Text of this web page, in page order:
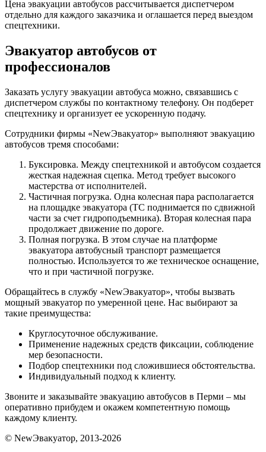
Цена эвакуации автобусов рассчитывается диспетчером
отдельно для каждого заказчика и оглашается перед выездом
спецтехники.
Эвакуатор автобусов от
профессионалов
Заказать услугу эвакуации автобуса можно, связавшись с
диспетчером службы по контактному телефону. Он подберет
спецтехнику и организует ее ускоренную подачу.
Сотрудники фирмы «NewЭвакуатор» выполняют эвакуацию
автобусов тремя способами:
Буксировка. Между спецтехникой и автобусом создается
жесткая надежная сцепка. Метод требует высокого
мастерства от исполнителей.
Частичная погрузка. Одна колесная пара располагается
на площадке эвакуатора (ТС поднимается по сдвижной
части за счет гидроподъемника). Вторая колесная пара
продолжает движение по дороге.
Полная погрузка. В этом случае на платформе
эвакуатора автобусный транспорт размещается
полностью. Используется то же техническое оснащение,
что и при частичной погрузке.
Обращайтесь в службу «NewЭвакуатор», чтобы вызвать
мощный эвакуатор по умеренной цене. Нас выбирают за
такие преимущества:
Круглосуточное обслуживание.
Применение надежных средств фиксации, соблюдение
мер безопасности.
Подбор спецтехники под сложившиеся обстоятельства.
Индивидуальный подход к клиенту.
Звоните и заказывайте эвакуацию автобусов в Перми – мы
оперативно прибудем и окажем компетентную помощь
каждому клиенту.
© NewЭвакуатор, 2013-2026